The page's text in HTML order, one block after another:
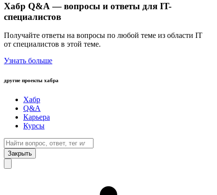
Хабр Q&A — вопросы и ответы для IT-
специалистов
Получайте ответы на вопросы по любой теме из области IT
от специалистов в этой теме.
Узнать больше
другие проекты хабра
Хабр
Q&A
Карьера
Курсы
Закрыть